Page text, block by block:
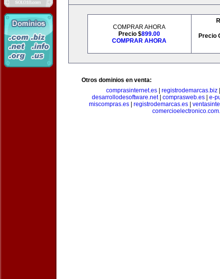
COMPRAR AHORA
Precio $899.00
COMPRAR AHORA
Precio
Otros dominios en venta:
comprasinternet.es
registrodemarcas.biz
desarrollodesoftware.net| comprasweb.es| e-
miscompras.es
registrodemarcas.es